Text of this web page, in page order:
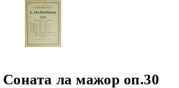
Соната ла мажор оп.30